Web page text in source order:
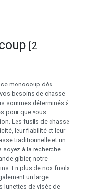
[2
monocoup dès
besoins de chasse
sommes déterminés à
pour que vous
Les fusils de chasse
leur fiabilité et leur
traditionnelle et un
soyez à la recherche
gibier, notre
En plus de nos fusils
un large
lunettes de visée de